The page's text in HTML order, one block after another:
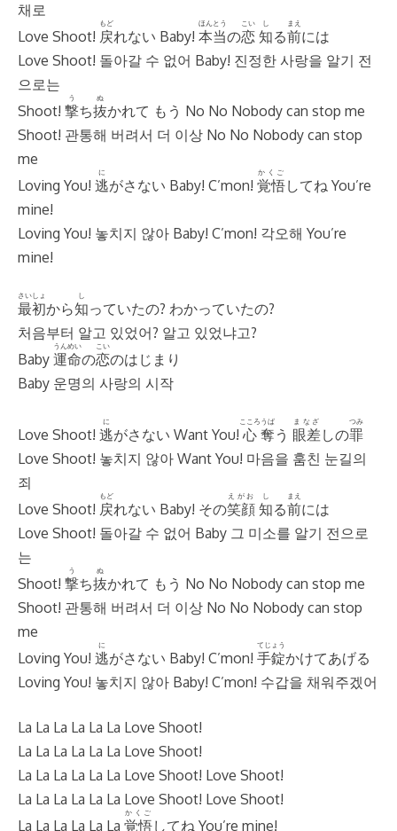
채로
Love Shoot! 戻
もど
れない Baby! 本当
ほんとう
の恋
こい
知
し
る前
まえ
には
Love Shoot! 돌아갈 수 없어 Baby! 진정한 사랑을 알기 전
으로는
Shoot! 撃
う
ち抜
ぬ
かれて もう No No Nobody can stop me
Shoot! 관통해 버려서 더 이상 No No Nobody can stop
me
Loving You! 逃
に
がさない Baby! C’mon! 覚悟
かくご
してね You’re
mine!
Loving You! 놓치지 않아 Baby! C’mon! 각오해 You’re
mine!
最初
さいしょ
から知
し
っていたの? わかっていたの?
처음부터 알고 있었어? 알고 있었냐고?
Baby 運命
うんめい
の恋
こい
のはじまり
Baby 운명의 사랑의 시작
Love Shoot! 逃
に
がさない Want You! 心
こころ
奪
うば
う 眼差
まなざ
しの罪
つみ
Love Shoot! 놓치지 않아 Want You! 마음을 훔친 눈길의
죄
Love Shoot! 戻
もど
れない Baby! その笑顔
えがお
知
し
る前
まえ
には
Love Shoot! 돌아갈 수 없어 Baby 그 미소를 알기 전으로
는
Shoot! 撃
う
ち抜
ぬ
かれて もう No No Nobody can stop me
Shoot! 관통해 버려서 더 이상 No No Nobody can stop
me
Loving You! 逃
に
がさない Baby! C’mon! 手錠
てじょう
かけてあげる
Loving You! 놓치지 않아 Baby! C’mon! 수갑을 채워주겠어
La La La La La La Love Shoot!
La La La La La La Love Shoot!
La La La La La La Love Shoot! Love Shoot!
La La La La La La Love Shoot! Love Shoot!
La La La La La La 覚悟
かくご
してね You’re mine!